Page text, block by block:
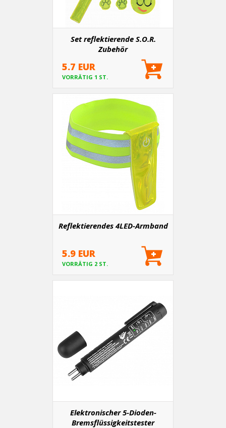
Set reflektierende S.O.R.
Zubehör
5.7 EUR
VORRÄTIG 1 ST.
Reflektierendes 4LED-Armband
5.9 EUR
VORRÄTIG 2 ST.
Elektronischer 5-Dioden-
Bremsflüssigkeitstester